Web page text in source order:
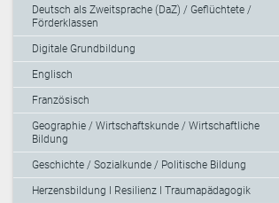
Deutsch als Zweitsprache (DaZ) / Geflüchtete /
Förderklassen
Digitale Grundbildung
Englisch
Französisch
Geographie / Wirtschaftskunde / Wirtschaftliche
Bildung
Geschichte / Sozialkunde / Politische Bildung
Herzensbildung I Resilienz I Traumapädagogik